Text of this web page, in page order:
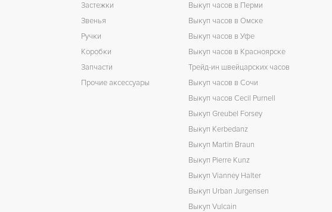
Застежки
Звенья
Ручки
Коробки
Запчасти
Прочие аксессуары
Выкуп часов в Перми
Выкуп часов в Омске
Выкуп часов в Уфе
Выкуп часов в Красноярске
Трейд-ин швейцарских часов
Выкуп часов в Сочи
Выкуп часов Cecil Purnell
Выкуп Greubel Forsey
Выкуп Kerbedanz
Выкуп Martin Braun
Выкуп Pierre Kunz
Выкуп Vianney Halter
Выкуп Urban Jurgensen
Выкуп Vulcain